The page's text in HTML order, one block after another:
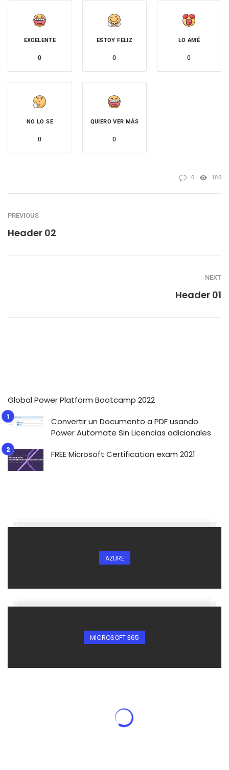
EXCELENTE
0
ESTOY FELIZ
0
LO AMÉ
0
NO LO SE
0
QUIERO VER MÁS
0
0 100
PREVIOUS
Header 02
NEXT
Header 01
Global Power Platform Bootcamp 2022
Convertir un Documento a PDF usando
Power Automate Sin Licencias adicionales
FREE Microsoft Certification exam 2021
AZURE
MICROSOFT 365